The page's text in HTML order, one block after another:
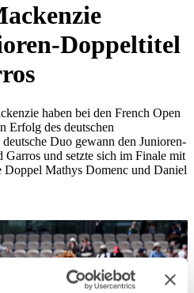
Doppeltitel
haben bei den French Open
Erfolg des deutschen
Duo gewann den Junioren-
und setzte sich im Finale mit
Doppel Mathys Domenc und Daniel